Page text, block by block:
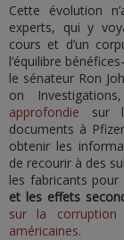
Cette évolution
experts, qui y
cours et d’un
l’équilibre
le sénateur Ron
on
approfondie sur
documents à
obtenir les
de recourir à des
les fabricants pour
et les effets
sur la
américaines.